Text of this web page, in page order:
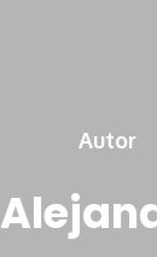
Autor